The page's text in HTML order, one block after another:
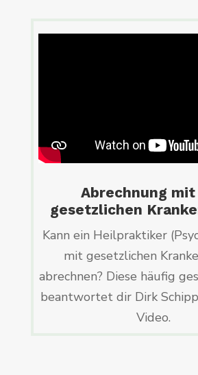
Abrechnung mit
gesetzlichen
Kann ein Heilpraktiker
mit gesetzlichen
abrechnen? Diese häufig
beantwortet dir Dirk
Video.